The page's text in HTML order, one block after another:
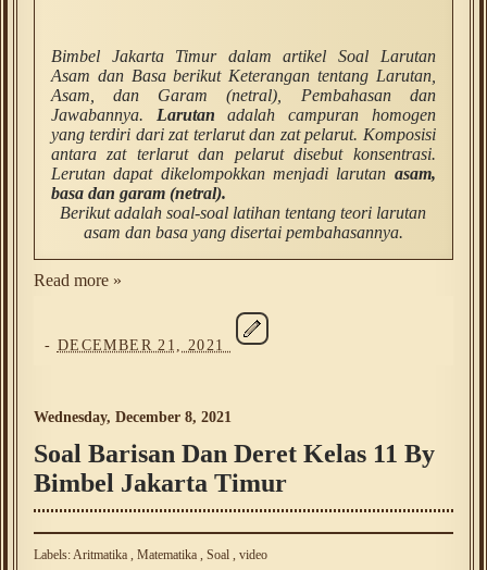
Bimbel Jakarta Timur dalam artikel Soal Larutan
Asam dan Basa berikut Keterangan tentang Larutan,
Asam, dan Garam (netral), Pembahasan dan
Jawabannya. Larutan adalah campuran homogen
yang terdiri dari zat terlarut dan zat pelarut. Komposisi
antara zat terlarut dan pelarut disebut konsentrasi.
Lerutan dapat dikelompokkan menjadi larutan asam,
basa dan garam (netral).
Berikut adalah soal-soal latihan tentang teori larutan
asam dan basa yang disertai pembahasannya.
Read more »
- DECEMBER 21, 2021
Wednesday, December 8, 2021
Soal Barisan Dan Deret Kelas 11 By
Bimbel Jakarta Timur
Labels:Aritmatika , Matematika , Soal , video